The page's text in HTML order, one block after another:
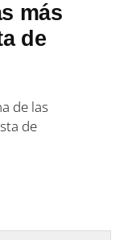
más
de